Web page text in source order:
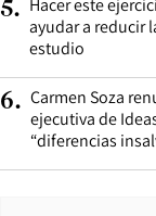
5. Hacer este
ayudar a reducir
estudio
6. Carmen Soza
ejecutiva de
“diferencias